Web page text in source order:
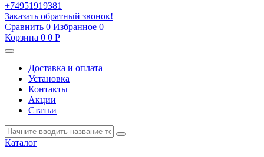
+74951919381
Заказать обратный звонок!
Сравнить 0 Избранное 0
Корзина 0 0 Р
Доставка и оплата
Установка
Контакты
Акции
Статьи
Каталог